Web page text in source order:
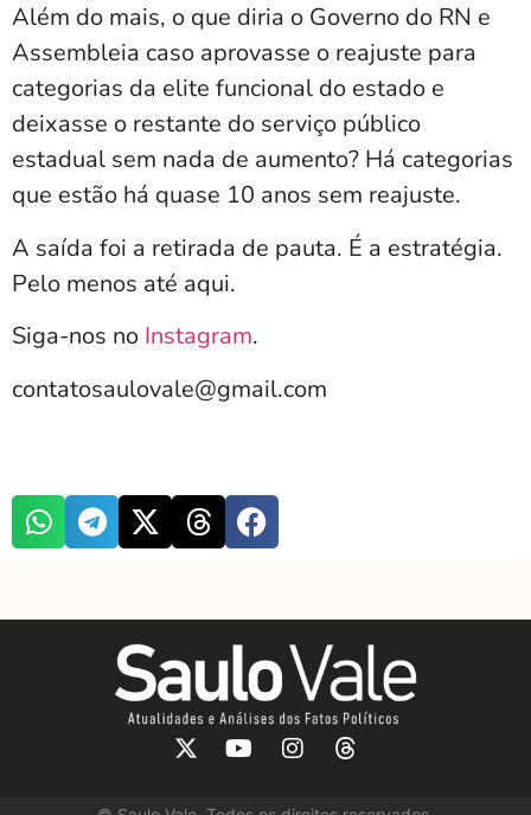
Além do mais, o que diria o Governo do RN e
Assembleia caso aprovasse o reajuste para
categorias da elite funcional do estado e
deixasse o restante do serviço público
estadual sem nada de aumento? Há categorias
que estão há quase 10 anos sem reajuste.
A saída foi a retirada de pauta. É a estratégia.
Pelo menos até aqui.
Siga-nos no Instagram.
contatosaulovale@gmail.com